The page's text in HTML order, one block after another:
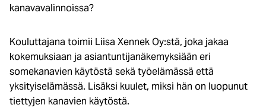
kanavavalinnoissa?
Kouluttajana toimii Liisa Xennek Oy:stä, joka jakaa
kokemuksiaan ja asiantuntijanäkemyksiään eri
somekanavien käytöstä sekä työelämässä että
yksityiselämässä. Lisäksi kuulet, miksi hän on luopunut
tiettyjen kanavien käytöstä.